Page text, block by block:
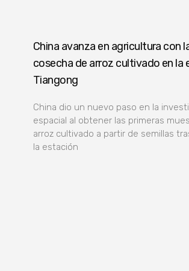
China avanza en agricultura con
cosecha de arroz cultivado en la
Tiangong
China dio un nuevo paso en la
espacial al obtener las primeras
arroz cultivado a partir de semillas
la estación